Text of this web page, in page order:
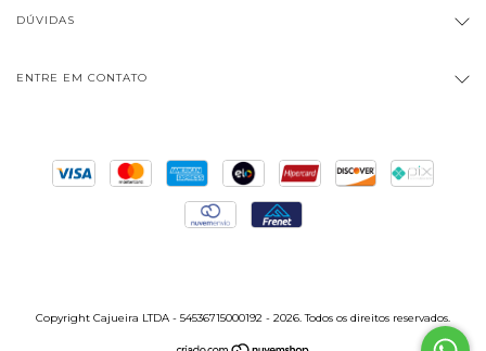
DÚVIDAS
ENTRE EM CONTATO
Copyright Cajueira LTDA - 54536715000192 - 2026. Todos os direitos reservados.